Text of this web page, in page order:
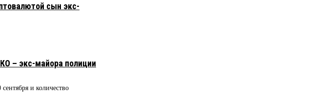
сын экс-
– экс-майора полиции
и количество